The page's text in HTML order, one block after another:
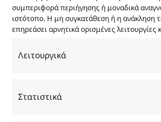
συμπεριφορά περιήγησης ή μοναδικά
ιστότοπο. Η μη συγκατάθεση ή η ανάκληση
επηρεάσει αρνητικά ορισμένες λειτουργίες
Λειτουργικά
Στατιστικά